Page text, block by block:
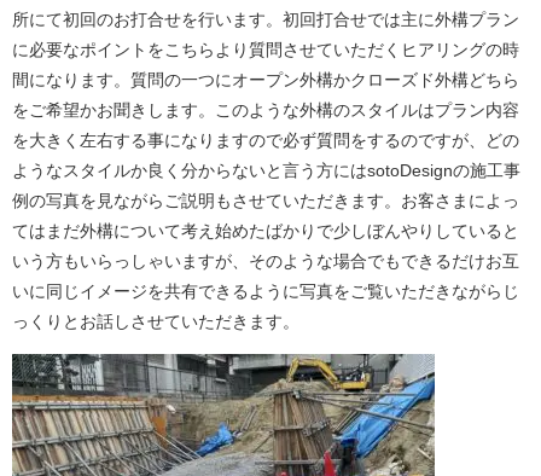
所にて初回のお打合せを行います。初回打合せでは主に外構プラン
に必要なポイントをこちらより質問させていただくヒアリングの時
間になります。質問の一つにオープン外構かクローズド外構どちら
をご希望かお聞きします。このような外構のスタイルはプラン内容
を大きく左右する事になりますので必ず質問をするのですが、どの
ようなスタイルか良く分からないと言う方にはsotoDesignの施工事
例の写真を見ながらご説明もさせていただきます。お客さまによっ
てはまだ外構について考え始めたばかりで少しぼんやりしていると
いう方もいらっしゃいますが、そのような場合でもできるだけお互
いに同じイメージを共有できるように写真をご覧いただきながらじ
っくりとお話しさせていただきます。